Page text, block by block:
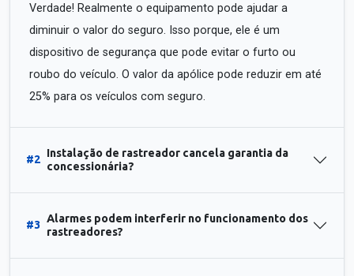
Verdade! Realmente o equipamento pode ajudar a
diminuir o valor do seguro. Isso porque, ele é um
dispositivo de segurança que pode evitar o furto ou
roubo do veículo. O valor da apólice pode reduzir em até
25% para os veículos com seguro.
#2
Instalação de rastreador cancela garantia da
concessionária?
#3
Alarmes podem interferir no funcionamento dos
rastreadores?